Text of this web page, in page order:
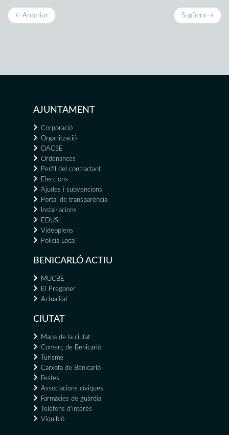
←Anterior Següent→
AJUNTAMENT
Corporació
Organització
OACSE
Ordenances
Perfil del contractant
Eleccions
Ajudes i subvencions
Portal de transparència
Instal·lacions
EDUSI
Videoplens
Policia Local
BENICARLÓ ACTIU
MUCBE
El Pregoner
Actualitat
CIUTAT
Mapa de la ciutat
Comerç de Benicarló
Turisme
Carxofa de Benicarló
Festes
Associacions cíviques
Farmàcies de guàrdia
Telèfons d'interés
Viquibló